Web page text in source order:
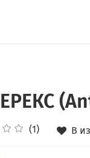
(1) В